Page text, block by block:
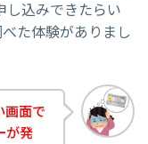
し込みできたらい
た体験がありまし
画面で
が発